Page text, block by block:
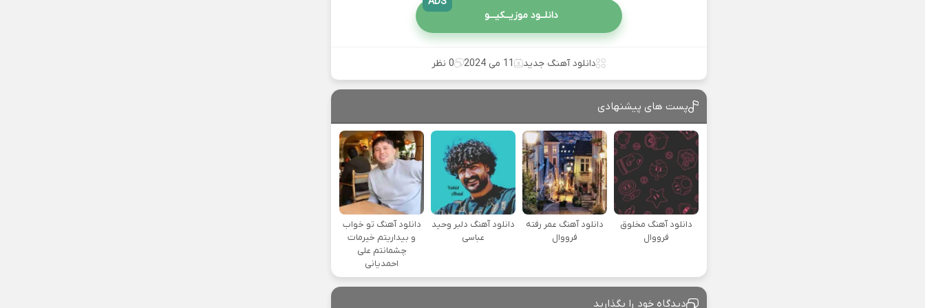
دانلــود موزیــکیـــو
دانلود آهنگ جدید 11 می 2024 0 نظر
پست های پیشنهادی
دانلود آهنگ مخلوق
فرووال
دانلود آهنگ عمر رفته
فرووال
دانلود آهنگ دلبر وحید
عباسی
دانلود آهنگ تو خواب
و بیداریتم خیرمات
چشمانتم علی
احمدیانی
دیدگاه خود را بگذارید